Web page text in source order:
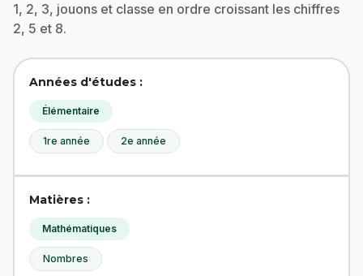
1, 2, 3, jouons et classe en ordre croissant les chiffres
2, 5 et 8.
Années d'études :
Élémentaire
1re année 2e année
Matières :
Mathématiques
Nombres